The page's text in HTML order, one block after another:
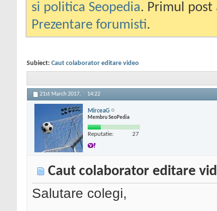
si politica Seopedia. Primul
Prezentare forumisti.
Subiect: Caut colaborator editare video
21st March 2017, 14:22
MirceaG
Membru SeoPedia
Reputatie: 27
Caut colaborator editare
Salutare colegi,